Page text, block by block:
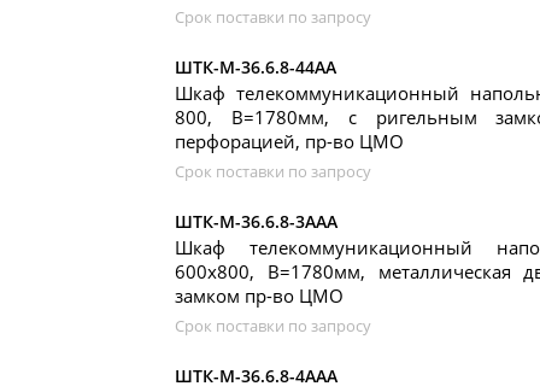
Срок поставки по запросу
ШТК-М-36.6.8-44АА
Шкаф телекоммуникационный
800, В=1780мм, с ригельным
перфорацией, пр-во ЦМО
Срок поставки по запросу
ШТК-М-36.6.8-3ААА
Шкаф телекоммуникационный
600x800, В=1780мм, металлическая
замком пр-во ЦМО
Срок поставки по запросу
ШТК-М-36.6.8-4ААА